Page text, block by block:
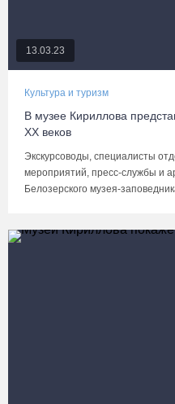
13.03.23
Культура и туризм
В музее Кириллова
XX веков
Экскурсоводы, специалисты
мероприятий, пресс-службы и
Белозерского музея-